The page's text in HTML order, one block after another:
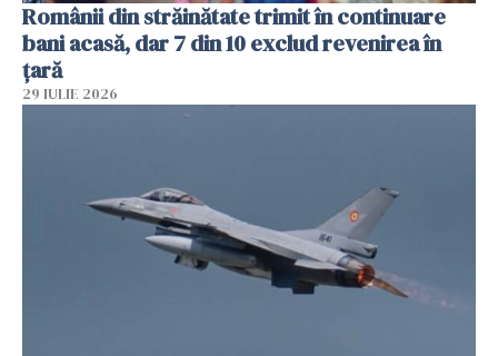
Românii din străinătate trimit în continuare
bani acasă, dar 7 din 10 exclud revenirea în
țară
29 IULIE 2026